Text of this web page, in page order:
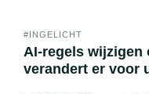
#INGELICHT
AI-regels wijzigen
verandert er voor